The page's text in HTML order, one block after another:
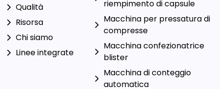
Risorsa
Macchina per pressatura di
compresse
Macchina confezionatrice
blister
automatica